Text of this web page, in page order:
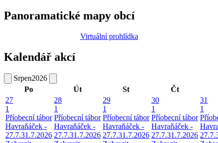
Panoramatické mapy obcí
Virtuální prohlídka
Kalendář akcí
Srpen2026
Po
Út St
Čt
27
1
Příobecní tábor
Havraňáček -
27.7.31.7.2026
28
1
Příobecní tábor
Havraňáček -
27.7.31.7.2026
29
1
Příobecní tábor
Havraňáček -
27.7.31.7.2026
30
1
Příobecní tábor
Havraňáček -
27.7.31.7.2026
31
1